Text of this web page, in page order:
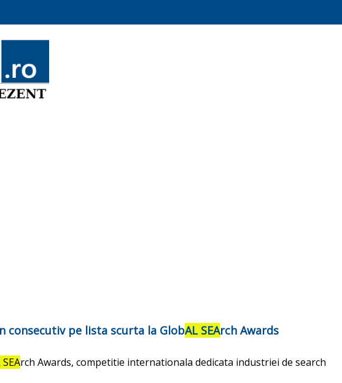
consecutiv pe lista scurta la GlobAL SEArch Awards
rch Awards, competitie internationala dedicata industriei de search